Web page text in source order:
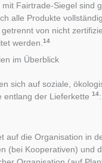
Fairtrade-Siegel sind
alle Produkte
von nicht
werden. 14
im Überblick
sich auf soziale,
entlang der Lieferkette 14:
auf die Organisation in
(bei Kooperativen) und